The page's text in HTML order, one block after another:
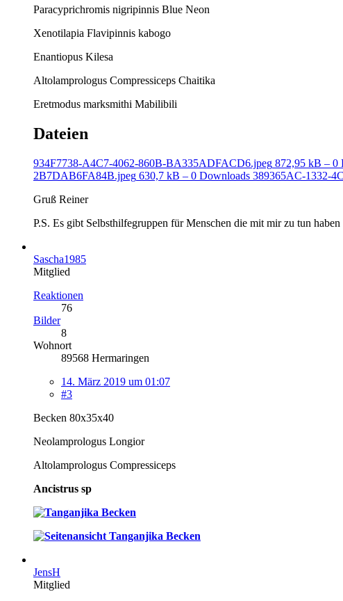
Paracyprichromis nigripinnis Blue Neon
Xenotilapia Flavipinnis kabogo
Enantiopus Kilesa
Altolamprologus Compressiceps Chaitika
Eretmodus marksmithi Mabilibili
Dateien
934F7738-A4C7-4062-860B-BA335ADFACD6.jpeg 872,95 kB – 0
2B7DAB6FA84B.jpeg 630,7 kB – 0 Downloads 389365AC-1332-
Gruß Reiner
P.S. Es gibt Selbsthilfegruppen für Menschen die mit mir zu tun haben
Sascha1985
Mitglied
Reaktionen
76
Bilder
8
Wohnort
89568 Hermaringen
14. März 2019 um 01:07
#3
Becken 80x35x40
Neolamprologus Longior
Altolamprologus Compressiceps
Ancistrus sp
JensH
Mitglied